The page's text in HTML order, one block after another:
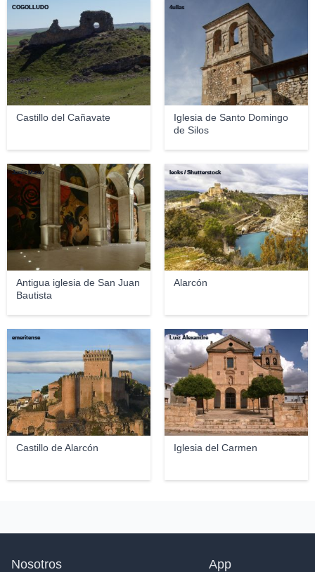
Castillo del Cañavate
COGOLLUDO
Iglesia de Santo Domingo
de Silos
4ullas
Antigua iglesia de San Juan
Bautista
Jesús Mateo
Alarcón
leoks / Shutterstock
Castillo de Alarcón
emeritense
Iglesia del Carmen
Luiz Alexandre
Nosotros App